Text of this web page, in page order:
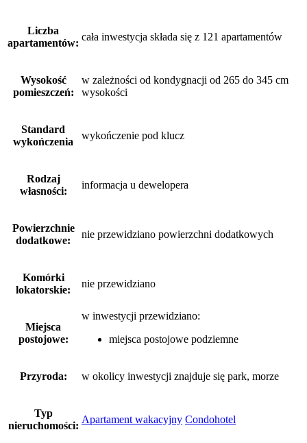
Liczba
apartamentów:
cała inwestycja składa się z 121 apartamentów
Wysokość
pomieszczeń:
w zależności od kondygnacji od 265 do 345 cm
wysokości
Standard
wykończenia
wykończenie pod klucz
Rodzaj
własności:
informacja u dewelopera
Powierzchnie
dodatkowe:
nie przewidziano powierzchni dodatkowych
Komórki
lokatorskie:
nie przewidziano
Miejsca
postojowe:
w inwestycji przewidziano:
miejsca postojowe podziemne
Przyroda: w okolicy inwestycji znajduje się park, morze
Typ
nieruchomości:
Apartament wakacyjny Condohotel